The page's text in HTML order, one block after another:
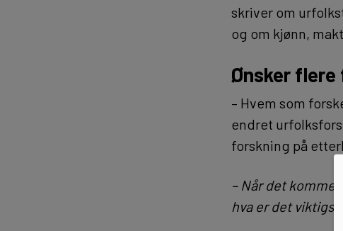
skriver om
og om kjønn,
Ønsker flere
– Hvem som
endret
forskning på
– Når det
hva er det